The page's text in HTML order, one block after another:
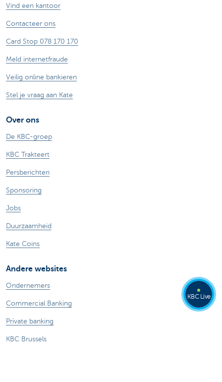
Vind een kantoor
Contacteer ons
Card Stop 078 170 170
Meld internetfraude
Veilig online bankieren
Stel je vraag aan Kate
Over ons
De KBC-groep
KBC Trakteert
Persberichten
Sponsoring
Jobs
Duurzaamheid
Kate Coins
Andere websites
Ondernemers
Commercial Banking
Private banking
KBC Brussels
KBC Live